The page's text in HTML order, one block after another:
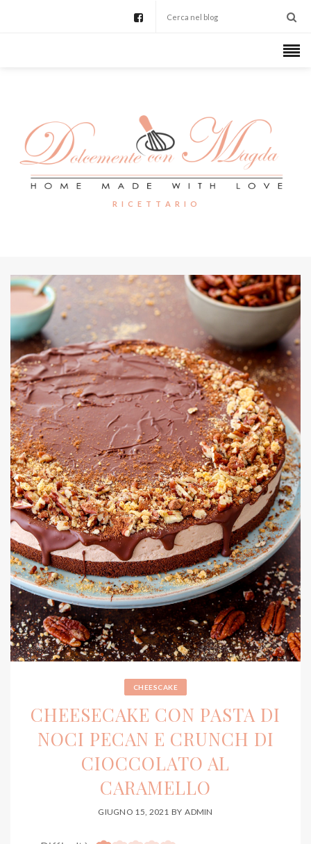
R I C E T T A R I O
CHEESCAKE
CHEESECAKE CON PASTA DI
NOCI PECAN E CRUNCH DI
CIOCCOLATO AL
CARAMELLO
GIUGNO 15, 2021 BY ADMIN